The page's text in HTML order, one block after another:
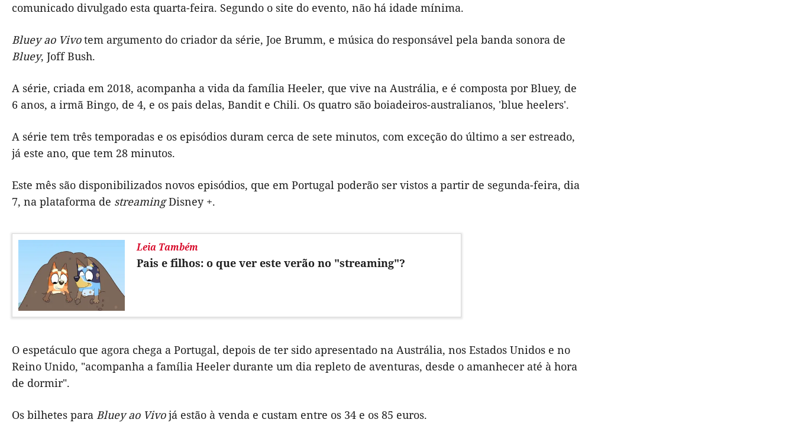
comunicado divulgado esta quarta-feira. Segundo o site do evento, não há idade mínima.
Bluey ao Vivotem argumento do criador da série, Joe Brumm, e música do responsável pela banda sonora de
Bluey, Joff Bush.
A série, criada em 2018, acompanha a vida da família Heeler, que vive na Austrália, e é composta por Bluey, de
6 anos, a irmã Bingo, de 4, e os pais delas, Bandit e Chili. Os quatro são boiadeiros-australianos, 'blue heelers'.
A série tem três temporadas e os episódios duram cerca de sete minutos, com exceção do último a ser estreado,
já este ano, que tem 28 minutos.
Este mês são disponibilizados novos episódios, que em Portugal poderão ser vistos a partir de segunda-feira, dia
7, na plataforma de streamingDisney +.
Leia Também
Pais e filhos: o que ver este verão no "streaming"?
O espetáculo que agora chega a Portugal, depois de ter sido apresentado na Austrália, nos Estados Unidos e no
Reino Unido, "acompanha a família Heeler durante um dia repleto de aventuras, desde o amanhecer até à hora
de dormir".
Os bilhetes para Bluey ao Vivojá estão à venda e custam entre os 34 e os 85 euros.